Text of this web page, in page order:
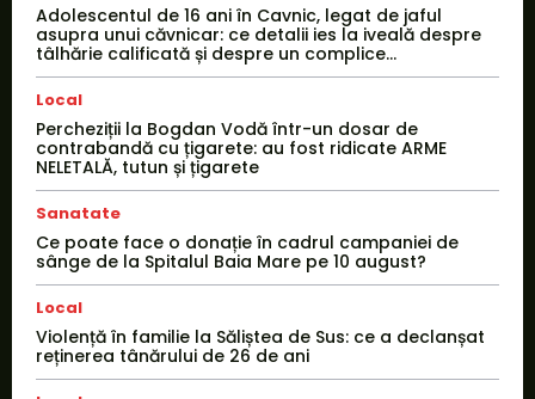
Adolescentul de 16 ani în Cavnic, legat de jaful
asupra unui căvnicar: ce detalii ies la iveală despre
tâlhărie calificată și despre un complice...
Local
Percheziții la Bogdan Vodă într-un dosar de
contrabandă cu țigarete: au fost ridicate ARME
NELETALĂ, tutun și țigarete
Sanatate
Ce poate face o donație în cadrul campaniei de
sânge de la Spitalul Baia Mare pe 10 august?
Local
Violență în familie la Săliștea de Sus: ce a declanșat
reținerea tânărului de 26 de ani